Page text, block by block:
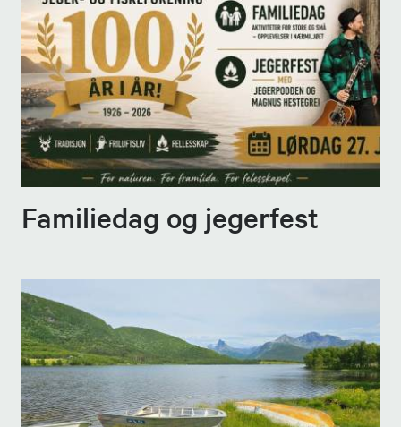
Familiedag og jegerfest